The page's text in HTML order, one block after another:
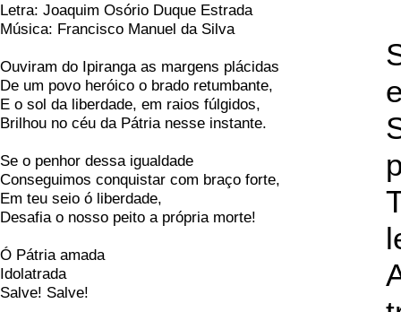
Letra: Joaquim Osório Duque Estrada
Música: Francisco Manuel da Silva
Ouviram do Ipiranga as margens plácidas
De um povo heróico o brado retumbante,
E o sol da liberdade, em raios fúlgidos,
Brilhou no céu da Pátria nesse instante.
Se o penhor dessa igualdade
Conseguimos conquistar com braço forte,
Em teu seio ó liberdade,
Desafia o nosso peito a própria morte!
Ó Pátria amada
Idolatrada
Salve! Salve!